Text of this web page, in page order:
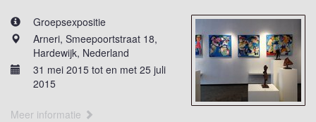
Groepsexpositie
Arneri, Smeepoortstraat 18,
Hardewijk, Nederland
31 mei 2015 tot en met 25 juli
2015
Meer informatie